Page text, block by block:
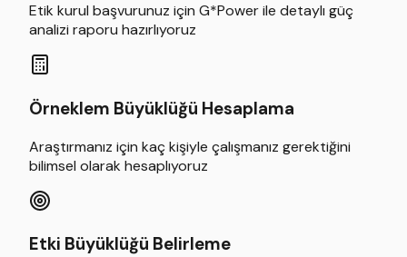
Etik kurul başvurunuz için G*Power ile detaylı güç
analizi raporu hazırlıyoruz
Örneklem Büyüklüğü Hesaplama
Araştırmanız için kaç kişiyle çalışmanız gerektiğini
bilimsel olarak hesaplıyoruz
Etki Büyüklüğü Belirleme